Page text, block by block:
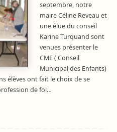
septembre, notre
maire Céline Reveau et
une élue du conseil
Karine Turquand sont
venues présenter le
CME ( Conseil
Municipal des Enfants)
élèves ont fait le choix de se
de foi…